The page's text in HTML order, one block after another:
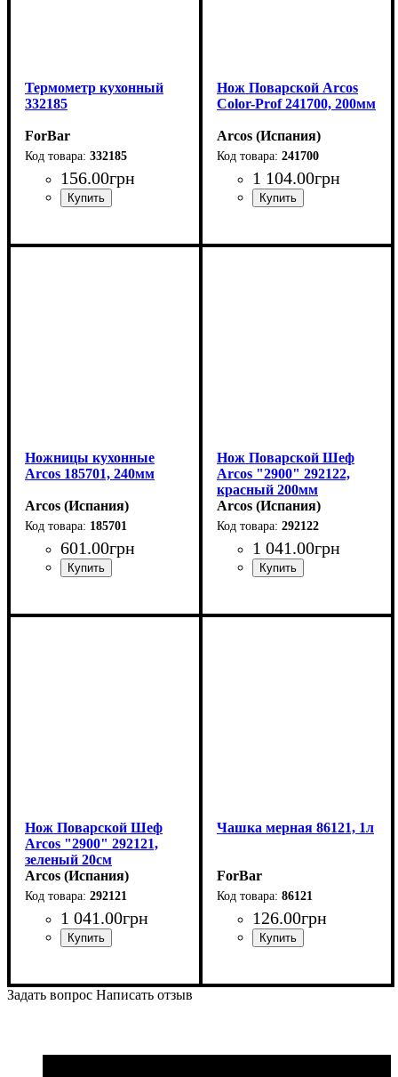
Термометр кухонный
332185
ForBar
332185
156.00грн
Нож Поварской Arcos
Сolor-Prof 241700, 200мм
Arcos (Испания)
241700
1 104.00грн
Ножницы кухонные
Arcos 185701, 240мм
Arcos (Испания)
185701
601.00грн
Нож Поварской Шеф
Arcos "2900" 292122,
красный 200мм
Arcos (Испания)
292122
1 041.00грн
Нож Поварской Шеф
Arcos "2900" 292121,
зеленый 20см
Arcos (Испания)
292121
1 041.00грн
Чашка мерная 86121, 1л
ForBar
86121
126.00грн
Задать вопрос Написать отзыв